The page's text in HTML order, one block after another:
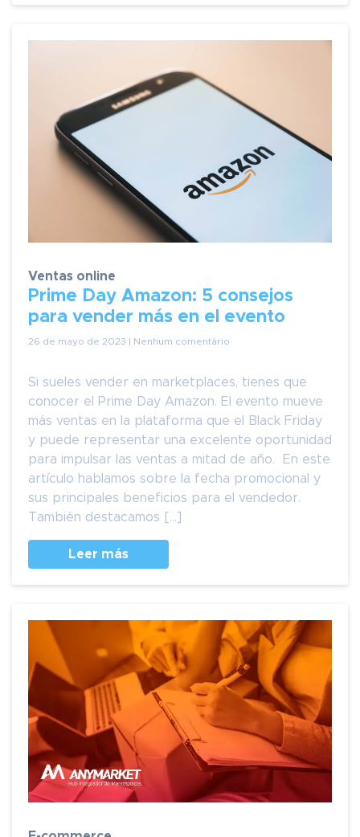
Ventas online
Prime Day Amazon: 5 consejos
para vender más en el evento
26 de mayo de 2023 | Nenhum comentário
Si sueles vender en marketplaces, tienes que
conocer el Prime Day Amazon. El evento mueve
más ventas en la plataforma que el Black Friday
y puede representar una excelente oportunidad
para impulsar las ventas a mitad de año. En este
artículo hablamos sobre la fecha promocional y
sus principales beneficios para el vendedor.
También destacamos […]
Leer más